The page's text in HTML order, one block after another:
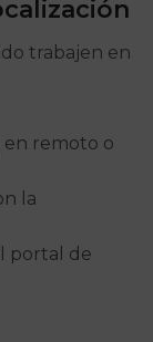
trabajen en
en remoto o
la
portal de